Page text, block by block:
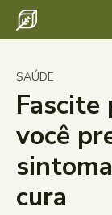
SAÚDE
você
cura